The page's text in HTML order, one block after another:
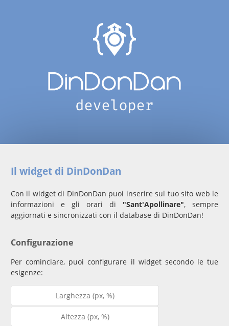
Il widget di DinDonDan
Con il widget di DinDonDan puoi inserire sul tuo sito web le
informazioni e gli orari di "Sant'Apollinare", sempre
aggiornati e sincronizzati con il database di DinDonDan!
Configurazione
Per cominciare, puoi configurare il widget secondo le tue
esigenze: